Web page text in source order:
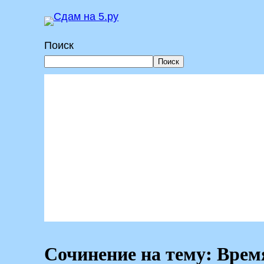
Перейти
к
содержимому
Поиск
Поиск
Сочинение на тему: